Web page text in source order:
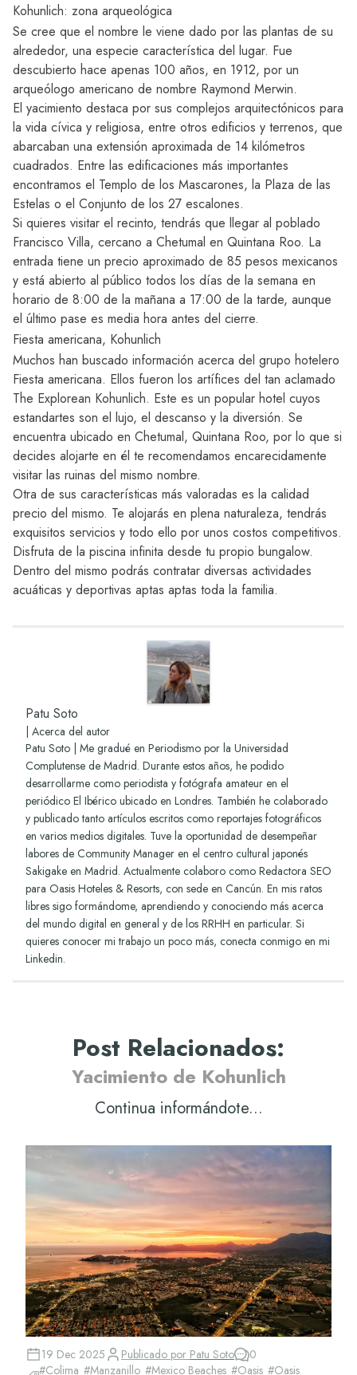
Kohunlich: zona arqueológica
Se cree que el nombre le viene dado por las plantas de su
alrededor, una especie característica del lugar. Fue
descubierto hace apenas 100 años, en 1912, por un
arqueólogo americano de nombre Raymond Merwin.
El yacimiento destaca por sus complejos arquitectónicos para
la vida cívica y religiosa, entre otros edificios y terrenos, que
abarcaban una extensión aproximada de 14 kilómetros
cuadrados. Entre las edificaciones más importantes
encontramos el Templo de los Mascarones, la Plaza de las
Estelas o el Conjunto de los 27 escalones.
Si quieres visitar el recinto, tendrás que llegar al poblado
Francisco Villa, cercano a Chetumal en Quintana Roo. La
entrada tiene un precio aproximado de 85 pesos mexicanos
y está abierto al público todos los días de la semana en
horario de 8:00 de la mañana a 17:00 de la tarde, aunque
el último pase es media hora antes del cierre.
Fiesta americana, Kohunlich
Muchos han buscado información acerca del grupo hotelero
Fiesta americana. Ellos fueron los artífices del tan aclamado
The Explorean Kohunlich. Este es un popular hotel cuyos
estandartes son el lujo, el descanso y la diversión. Se
encuentra ubicado en Chetumal, Quintana Roo, por lo que si
decides alojarte en él te recomendamos encarecidamente
visitar las ruinas del mismo nombre.
Otra de sus características más valoradas es la calidad
precio del mismo. Te alojarás en plena naturaleza, tendrás
exquisitos servicios y todo ello por unos costos competitivos.
Disfruta de la piscina infinita desde tu propio bungalow.
Dentro del mismo podrás contratar diversas actividades
acuáticas y deportivas aptas aptas toda la familia.
Patu Soto
Acerca del autor
Patu Soto | Me gradué en Periodismo por la Universidad
Complutense de Madrid. Durante estos años, he podido
desarrollarme como periodista y fotógrafa amateur en el
periódico El Ibérico ubicado en Londres. También he colaborado
y publicado tanto artículos escritos como reportajes fotográficos
en varios medios digitales. Tuve la oportunidad de desempeñar
labores de Community Manager en el centro cultural japonés
Sakigake en Madrid. Actualmente colaboro como Redactora SEO
para Oasis Hoteles & Resorts, con sede en Cancún. En mis ratos
libres sigo formándome, aprendiendo y conociendo más acerca
del mundo digital en general y de los RRHH en particular. Si
quieres conocer mi trabajo un poco más, conecta conmigo en mi
Linkedin.
Post Relacionados:
Yacimiento de Kohunlich
Continua informándote...
19 Dec 2025 Publicado por Patu Soto
0
#Colima #Manzanillo #Mexico Beaches #Oasis #Oasis